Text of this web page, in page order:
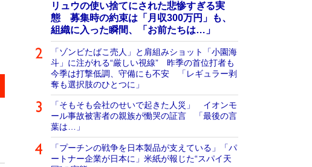
リュウの使い捨てにされた悲惨すぎる実
態 募集時の約束は「月収300万円」も、
組織に入った瞬間、「お前たちは…」
「ゾンビたばこ売人」と肩組みショット「小園海
斗」に注がれる“厳しい視線” 昨季の首位打者も
今季は打撃低調、守備にも不安 「レギュラー剥
奪も選択肢のひとつに」
「そもそも会社のせいで起きた人災」 イオンモ
ール事故被害者の親族が慟哭の証言 「最後の言
葉は…」
「プーチンの戦争を日本製品が支えている」「パ
ートナー企業が日本に」米紙が報じた“スパイ天